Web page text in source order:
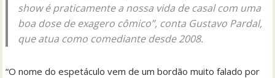
show é praticamente a nossa vida de casal com uma
boa dose de exagero cômico”, conta Gustavo Pardal,
que atua como comediante desde 2008.
“O nome do espetáculo vem de um bordão muito falado por